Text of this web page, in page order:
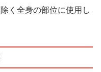
く全身の部位に使用し